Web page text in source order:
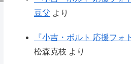
豆父 より
『小吉・ボルト 応援フォ
松森克枝 より